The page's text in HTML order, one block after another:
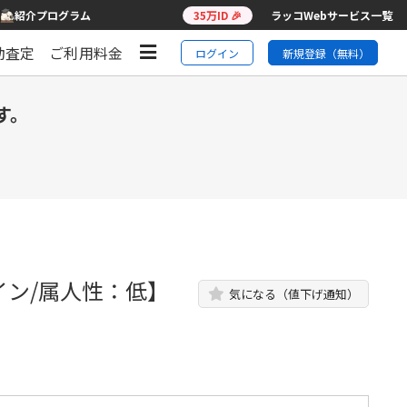
紹介プログラム 35万ID 🎉 ラッコWebサービス一覧
査定 ご利用料金 ログイン 新規登録（無料）
/属人性：低】 気になる（値下げ通知）